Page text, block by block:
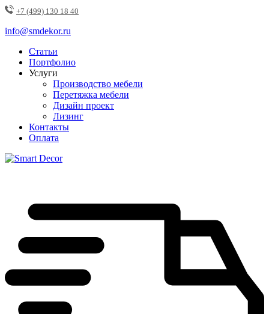
+7 (499) 130 18 40
info@smdekor.ru
Статьи
Портфолио
Услуги
Производство мебели
Перетяжка мебели
Дизайн проект
Лизинг
Контакты
Оплата